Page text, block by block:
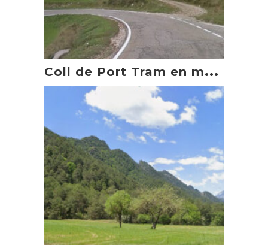
C
oll de Port Tram en moto